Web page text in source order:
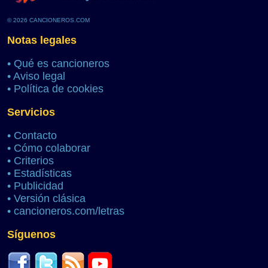
© 2026 CANCIONEROS.COM
Notas legales
• Qué es cancioneros
• Aviso legal
• Política de cookies
Servicios
• Contacto
• Cómo colaborar
• Criterios
• Estadísticas
• Publicidad
• Versión clásica
• cancioneros.com/letras
Síguenos